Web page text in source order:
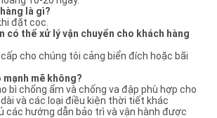
là gì?
đặt cọc.
có thể xử lý vận chuyển cho khách hàng
cho chúng tôi cảng biển đích hoặc bãi
mẽ không?
bì chống ẩm và chống va đập phù hợp cho
và các loại điều kiện thời tiết khác
các hướng dẫn bảo trì và vận hành được